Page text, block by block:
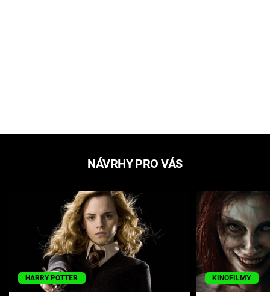
NÁVRHY PRO VÁS
HARRY POTTER KINOFILMY